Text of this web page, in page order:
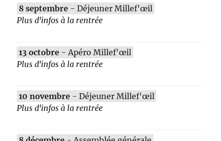
8 septembre - Déjeuner Millef'œil
Plus d'infos à la rentrée
13 octobre - Apéro Millef'œil
Plus d'infos à la rentrée
10 novembre - Déjeuner Millef'œil
Plus d'infos à la rentrée